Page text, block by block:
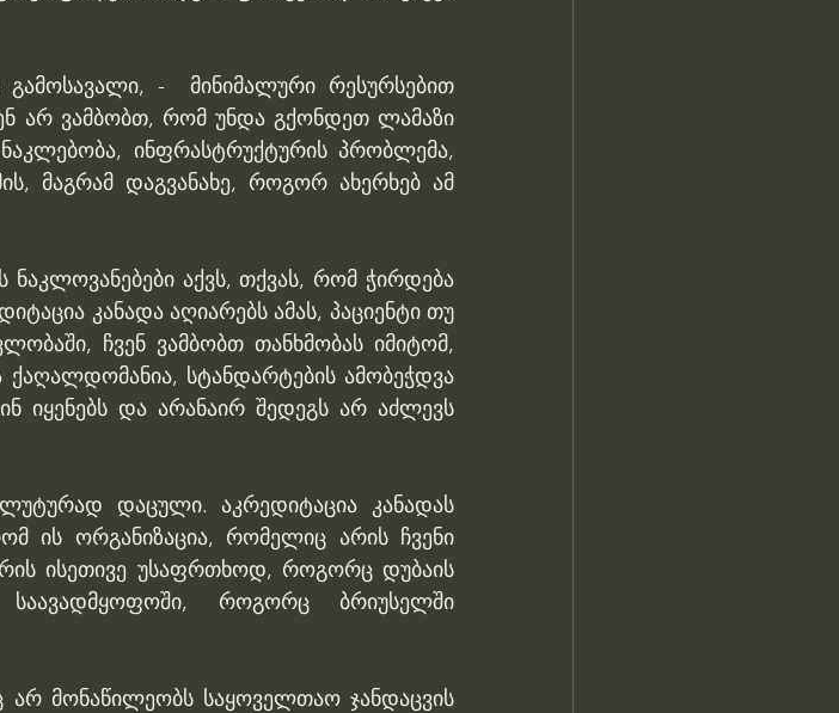
გამოსავალი, -  მინიმალური რესურსებით
არ ვამბობთ, რომ უნდა გქონდეთ ლამაზი
ინფრასტრუქტურის პრობლემა,
მაგრამ დაგვანახე, როგორ ახერხებ ამ
აქვს, თქვას, რომ ჭირდება
კანადა აღიარებს ამას, პაციენტი თუ
ჩვენ ვამბობთ თანხმობას იმიტომ,
სტანდარტების ამობეჭდვა
იყენებს და არანაირ შედეგს არ აძლევს
დაცული. აკრედიტაცია კანადას
ის ორგანიზაცია, რომელიც არის ჩვენი
ისეთივე უსაფრთხოდ, როგორც დუბაის
როგორც ბრიუსელში
მონაწილეობს საყოველთაო ჯანდაცვის